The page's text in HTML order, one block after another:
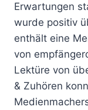
Erwartungen
wurde positiv
enthält eine
von
Lektüre von
& Zuhören